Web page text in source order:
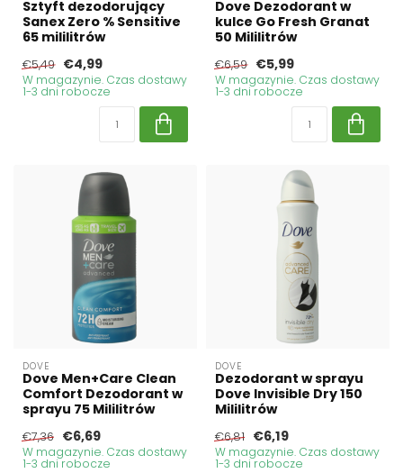
Sztyft dezodorujący
Sanex Zero % Sensitive
65 mililitrów
€5,49 €4,99
W magazynie. Czas dostawy
1-3 dni robocze
Dove Dezodorant w
kulce Go Fresh Granat
50 Mililitrów
€6,59 €5,99
W magazynie. Czas dostawy
1-3 dni robocze
DOVE
Dove Men+Care Clean
Comfort Dezodorant w
sprayu 75 Mililitrów
€7,36 €6,69
W magazynie. Czas dostawy
1-3 dni robocze
DOVE
Dezodorant w sprayu
Dove Invisible Dry 150
Mililitrów
€6,81 €6,19
W magazynie. Czas dostawy
1-3 dni robocze